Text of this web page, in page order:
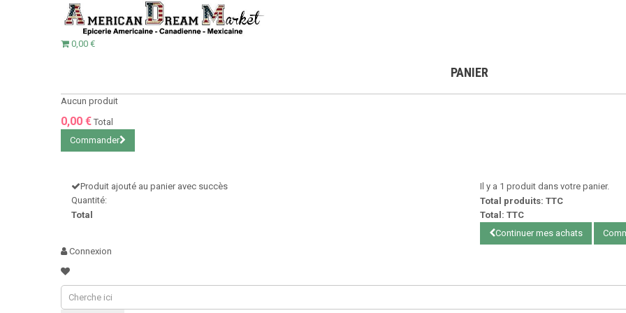
0,00 €
PANIER
Aucun produit
0,00 € Total
Commander
Produit ajouté au panier avec succès
Quantité:
Total
Il y a 1 produit dans votre panier.
Total produits: TTC
Total: TTC
Continuer mes achats
Connexion